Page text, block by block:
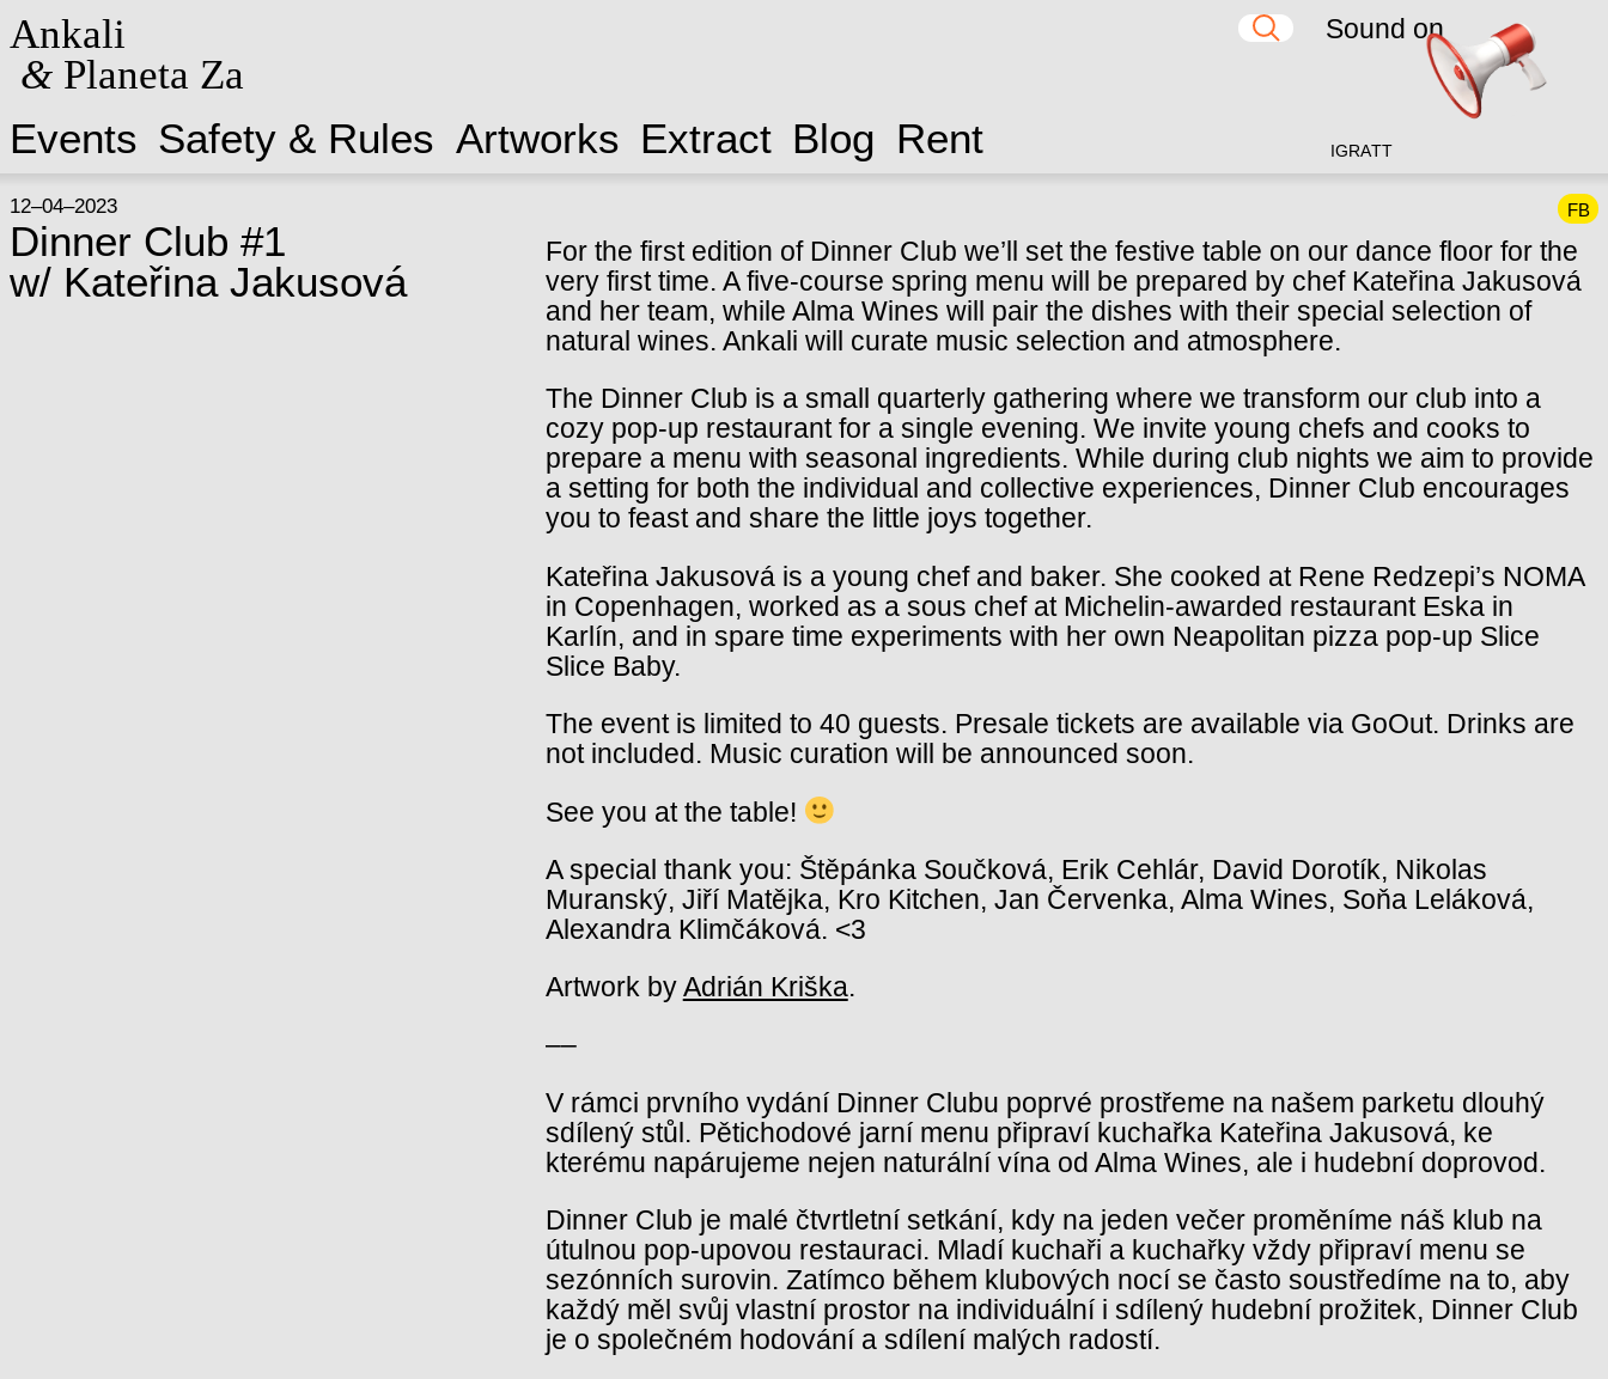
Ankali
&Planeta Za
Events Safety & Rules Artworks Extract Blog Rent IG RATT
12–04–2023
Dinner Club #1
w/ Kateřina Jakusová
FB
For the first edition of Dinner Club we’ll set the festive table on our dance floor for the
very first time. A five-course spring menu will be prepared by chef Kateřina Jakusová
and her team, while Alma Wines will pair the dishes with their special selection of
natural wines. Ankali will curate music selection and atmosphere.
The Dinner Club is a small quarterly gathering where we transform our club into a
cozy pop-up restaurant for a single evening. We invite young chefs and cooks to
prepare a menu with seasonal ingredients. While during club nights we aim to provide
a setting for both the individual and collective experiences, Dinner Club encourages
you to feast and share the little joys together.
Kateřina Jakusová is a young chef and baker. She cooked at Rene Redzepi’s NOMA
in Copenhagen, worked as a sous chef at Michelin-awarded restaurant Eska in
Karlín, and in spare time experiments with her own Neapolitan pizza pop-up Slice
Slice Baby.
The event is limited to 40 guests. Presale tickets are available via GoOut. Drinks are
not included. Music curation will be announced soon.
See you at the table!
A special thank you: Štěpánka Součková, Erik Cehlár, David Dorotík, Nikolas
Muranský, Jiří Matějka, Kro Kitchen, Jan Červenka, Alma Wines, Soňa Leláková,
Alexandra Klimčáková. <3
Artwork byAdrián Kriška.
––
V rámci prvního vydání Dinner Clubu poprvé prostřeme na našem parketu dlouhý
sdílený stůl. Pětichodové jarní menu připraví kuchařka Kateřina Jakusová, ke
kterému napárujeme nejen naturální vína od Alma Wines, ale i hudební doprovod.
Dinner Club je malé čtvrtletní setkání, kdy na jeden večer proměníme náš klub na
útulnou pop-upovou restauraci. Mladí kuchaři a kuchařky vždy připraví menu se
sezónních surovin. Zatímco během klubových nocí se často soustředíme na to, aby
každý měl svůj vlastní prostor na individuální i sdílený hudební prožitek, Dinner Club
je o společném hodování a sdílení malých radostí.
Sound on